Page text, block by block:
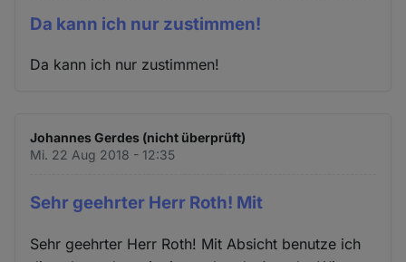
Da kann ich nur zustimmen!
Da kann ich nur zustimmen!
Johannes Gerdes (nicht überprüft)
Mi. 22 Aug 2018 - 12:35
Sehr geehrter Herr Roth! Mit
Sehr geehrter Herr Roth! Mit Absicht benutze ich